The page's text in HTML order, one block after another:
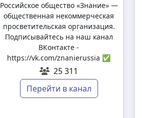
Российское общество «Знание» —
общественная некоммерческая
просветительская организация.
Подписывайтесь на наш канал
ВКонтакте -
https://vk.com/znanierussia ✅
25 311
Перейти в канал